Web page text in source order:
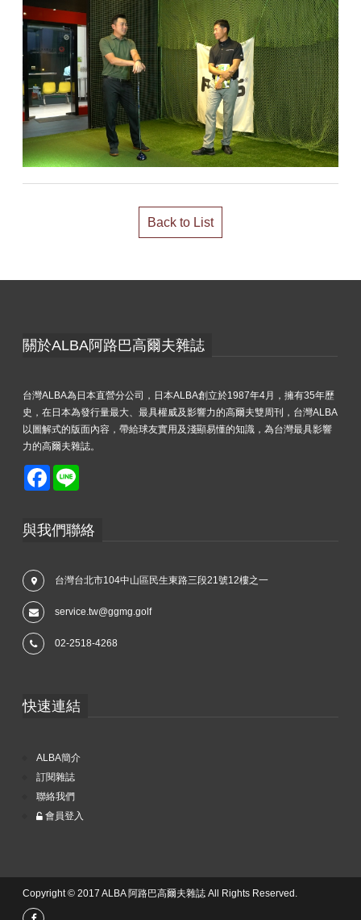
Back to List
關於ALBA阿路巴高爾夫雜誌
台灣ALBA為日本直營分公司，日本ALBA創立於1987年4月，擁有35年歷
史，在日本為發行量最大、最具權威及影響力的高爾夫雙周刊，台灣ALBA
以圖解式的版面內容，帶給球友實用及淺顯易懂的知識，為台灣最具影響
力的高爾夫雜誌。
Facebook
與我們聯絡
台灣台北市104中山區民生東路三段21號12樓之一
service.tw@ggmg.golf
02-2518-4268
快速連結
ALBA簡介
訂閱雜誌
聯絡我們
會員登入
Copyright © 2017 ALBA 阿路巴高爾夫雜誌 All Rights Reserved.